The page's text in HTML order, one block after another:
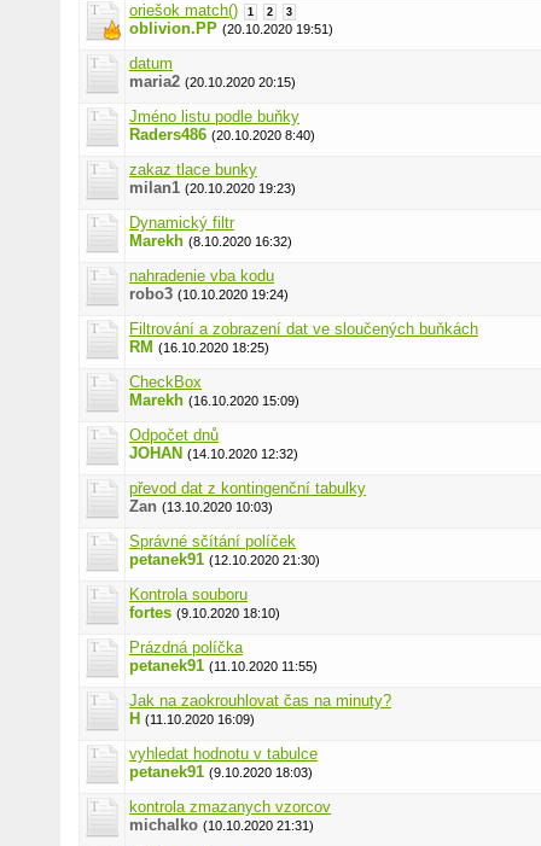
oriešok match() 1 2 3
oblivion.PP (20.10.2020 19:51)
datum
maria2 (20.10.2020 20:15)
Jméno listu podle buňky
Raders486 (20.10.2020 8:40)
zakaz tlace bunky
milan1 (20.10.2020 19:23)
Dynamický filtr
Marekh (8.10.2020 16:32)
nahradenie vba kodu
robo3 (10.10.2020 19:24)
Filtrování a zobrazení dat ve sloučených buňkách
RM (16.10.2020 18:25)
CheckBox
Marekh (16.10.2020 15:09)
Odpočet dnů
JOHAN (14.10.2020 12:32)
převod dat z kontingenční tabulky
Zan (13.10.2020 10:03)
Správné sčítání políček
petanek91 (12.10.2020 21:30)
Kontrola souboru
fortes (9.10.2020 18:10)
Prázdná políčka
petanek91 (11.10.2020 11:55)
Jak na zaokrouhlovat čas na minuty?
H (11.10.2020 16:09)
vyhledat hodnotu v tabulce
petanek91 (9.10.2020 18:03)
kontrola zmazanych vzorcov
michalko (10.10.2020 21:31)